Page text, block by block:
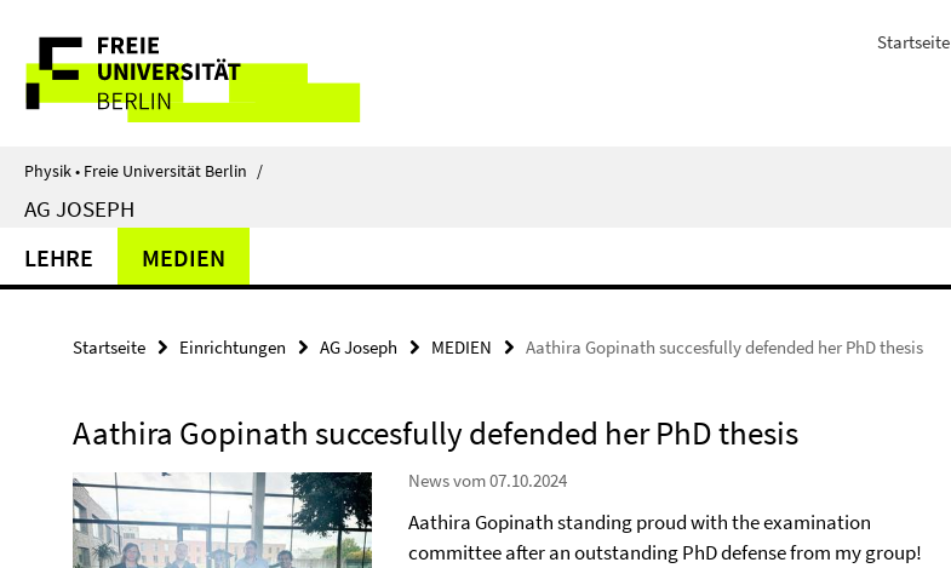
direkt
Inhalt
Service-
Navigation
Startseite
Physik • Freie Universität Berlin /
AG JOSEPH
LEHRE MEDIEN
Startseite Einrichtungen AG Joseph MEDIEN Aathira Gopinath succesfully defended her PhD thesis
Aathira Gopinath succesfully defended her PhD thesis
News vom 07.10.2024
Aathira Gopinath standing proud with the examination
committee after an outstanding PhD defense from my group!